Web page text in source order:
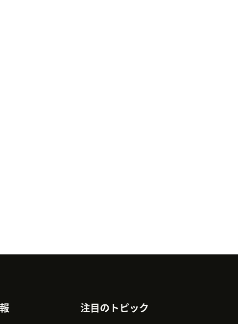
注目のトピック